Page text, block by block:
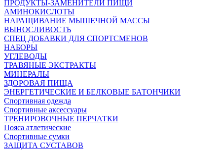
ПРОДУКТЫ-ЗАМЕНИТЕЛИ ПИЩИ
АМИНОКИСЛОТЫ
НАРАЩИВАНИЕ МЫШЕЧНОЙ МАССЫ
ВЫНОСЛИВОСТЬ
СПЕЦ ДОБАВКИ ДЛЯ СПОРТСМЕНОВ
НАБОРЫ
УГЛЕВОДЫ
ТРАВЯНЫЕ ЭКСТРАКТЫ
МИНЕРАЛЫ
ЗДОРОВАЯ ПИЩА
ЭНЕРГЕТИЧЕСКИЕ И БЕЛКОВЫЕ БАТОНЧИКИ
Спортивная одежда
Спортивные аксессуары
ТРЕНИРОВОЧНЫЕ ПЕРЧАТКИ
Пояса атлетические
Спортивные сумки
ЗАЩИТА СУСТАВОВ